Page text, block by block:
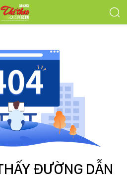
ĐƯỜNG DẪN